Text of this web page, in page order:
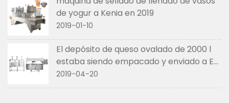
de yogur a Kenia en 2019
2019-01-10
El depósito de queso ovalado de 2000 l
estaba siendo empacado y enviado a EE.
UU. en abril de 2019
2019-04-20